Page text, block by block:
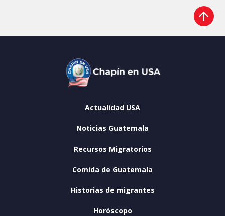
Actualidad USA
Noticias Guatemala
Recursos Migratorios
Comida de Guatemala
Historias de migrantes
Horóscopo